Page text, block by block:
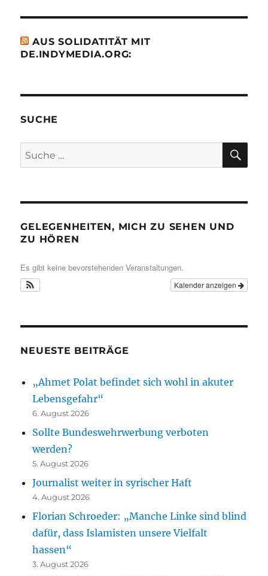
AUS SOLIDATITÄT MIT
DE.INDYMEDIA.ORG:
SUCHE
Suche
nach:
GELEGENHEITEN, MICH ZU SEHEN UND
ZU HÖREN
Es gibt keine bevorstehenden Veranstaltungen.
Kalender anzeigen
NEUESTE BEITRÄGE
„Ahmet Polat befindet sich wohl in akuter
Lebensgefahr“
6. August 2026
Sollte Bundeswehrwerbung verboten
werden?
5. August 2026
Journalist weiter in syrischer Haft
4. August 2026
Florian Schroeder: „Manche Linke sind blind
dafür, dass Islamisten unsere Vielfalt
hassen“
3. August 2026